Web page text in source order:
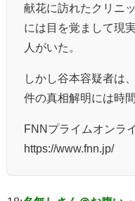
献花に訪れたクリニ
には目を覚まして現
人がいた。
しかし谷本容疑者は
件の真相解明には時
FNNプライムオンラ
https://www.fnn.jp/